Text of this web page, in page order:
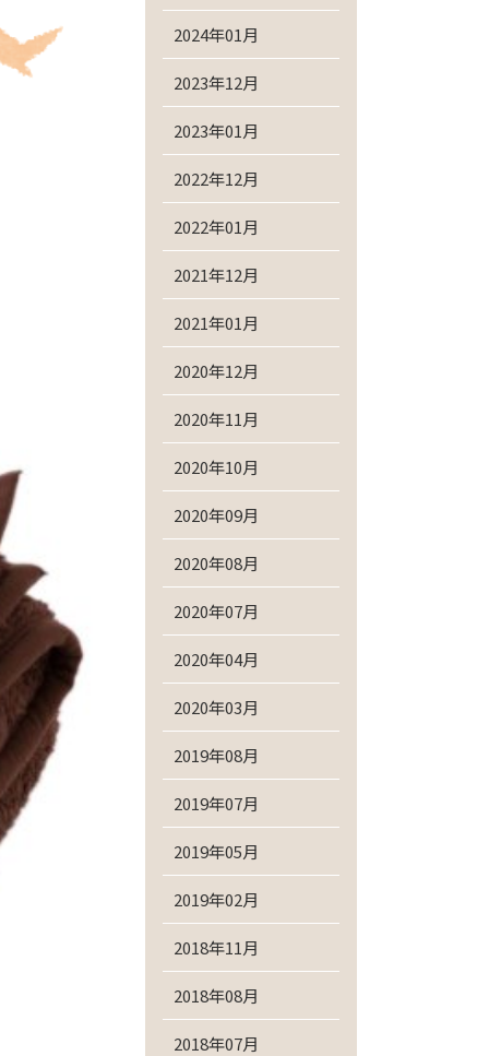
2024年01月
2023年12月
2023年01月
2022年12月
2022年01月
2021年12月
2021年01月
2020年12月
2020年11月
2020年10月
2020年09月
2020年08月
2020年07月
2020年04月
2020年03月
2019年08月
2019年07月
2019年05月
2019年02月
2018年11月
2018年08月
2018年07月